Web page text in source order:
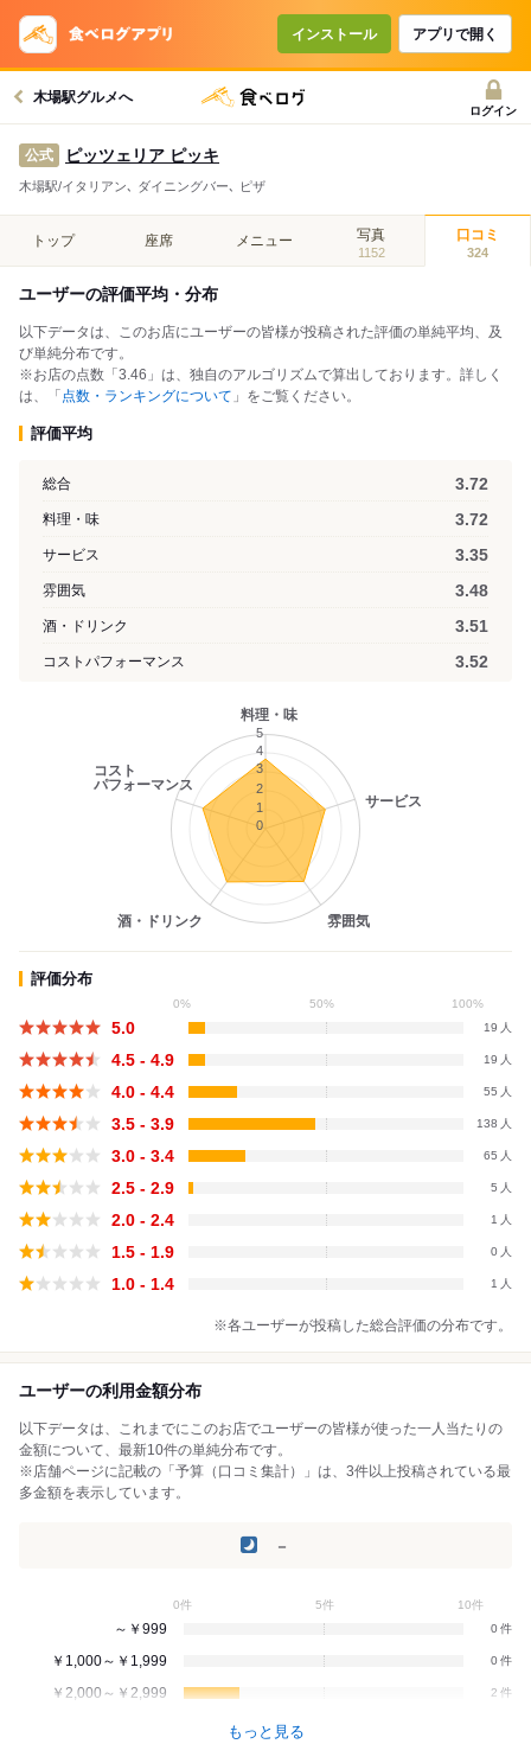
インストール アプリで開く
木場駅グルメへ
ログイン
公式 ピッツェリア ピッキ
木場駅/イタリアン､ ダイニングバー､ ピザ
トップ 座席 メニュー 写真
1152
口コミ
324
ユーザーの評価平均・分布
以下データは、このお店にユーザーの皆様が投稿された評価の単純平均、及
び単純分布です。
※お店の点数「3.46」は、独自のアルゴリズムで算出しております。詳しく
は、「 点数・ランキングについて 」をご覧ください。
評価平均
総合 3.72
料理・味 3.72
サービス 3.35
雰囲気 3.48
酒・ドリンク 3.51
コストパフォーマンス 3.52
0
1
2
3
4
5
料理・味
サービス
雰囲気
酒・ドリンク
コスト
パフォーマンス
評価分布
0% 50% 100%
5.0 19
4.5 - 4.9 19
4.0 - 4.4 55
3.5 - 3.9 138
3.0 - 3.4 65
2.5 - 2.9 5
2.0 - 2.4 1
1.5 - 1.9 0
1.0 - 1.4 1
※各ユーザーが投稿した総合評価の分布です。
ユーザーの利用金額分布
以下データは、これまでにこのお店でユーザーの皆様が使った一人当たりの
金額について、最新10件の単純分布です。
※店舗ページに記載の「予算（口コミ集計）」は、3件以上投稿されている最
多金額を表示しています。
－
0件 5件 10件
～￥999 0
￥1,000～￥1,999 0
￥2,000～￥2,999 2
もっと見る